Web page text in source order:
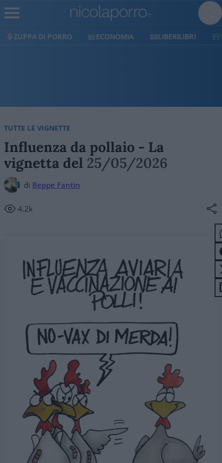
DI PORRO ECONOMIA LIBERILIBRI
TUTTE LE VIGNETTE
Influenza da pollaio - La
vignetta del 25/05/2026
di Beppe Fantin
4.2k